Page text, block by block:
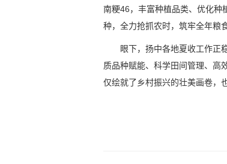
南粳46，丰富种植品类、优化种
种，全力抢抓农时，筑牢全年粮
眼下，扬中各地夏收工作正
质品种赋能、科学田间管理、高
仅绘就了乡村振兴的壮美画卷，